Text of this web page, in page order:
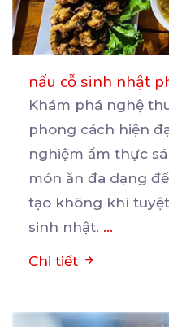
nấu cỗ sinh nhật
Khám phá nghệ
phong cách hiện
nghiệm ẩm thực
món ăn đa dạng
tạo không khí
sinh nhật. ...
Chi tiết